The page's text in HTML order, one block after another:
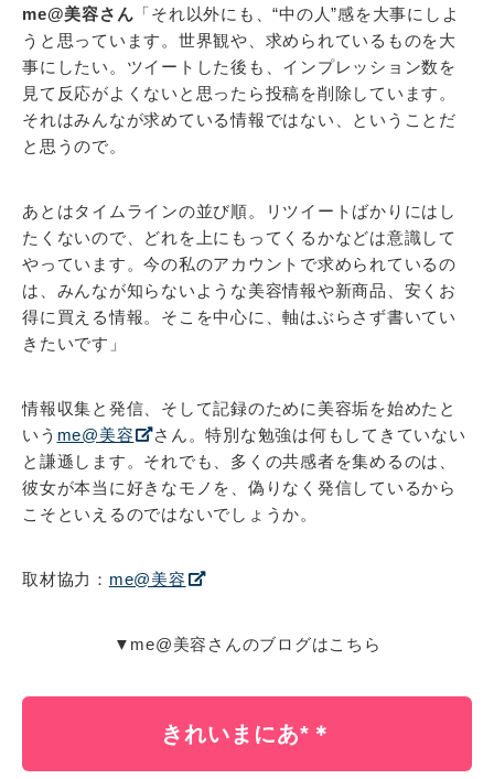
me@美容さん 「それ以外にも、“中の人”感を大事にしよ
うと思っています。世界観や、求められているものを大
事にしたい。ツイートした後も、インプレッション数を
見て反応がよくないと思ったら投稿を削除しています。
それはみんなが求めている情報ではない、ということだ
と思うので。
あとはタイムラインの並び順。リツイートばかりにはし
たくないので、どれを上にもってくるかなどは意識して
やっています。今の私のアカウントで求められているの
は、みんなが知らないような美容情報や新商品、安くお
得に買える情報。そこを中心に、軸はぶらさず書いてい
きたいです」
情報収集と発信、そして記録のために美容垢を始めたと
いう me@美容
さん。特別な勉強は何もしてきていない
と謙遜します。それでも、多くの共感者を集めるのは、
彼女が本当に好きなモノを、偽りなく発信しているから
こそといえるのではないでしょうか。
取材協力： me@美容
▼me@美容さんのブログはこちら
きれいまにあ*＊